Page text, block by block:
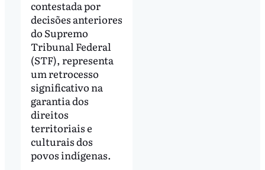
contestada por
decisões anteriores
do Supremo
Tribunal Federal
(STF), representa
um retrocesso
significativo na
garantia dos
direitos
territoriais e
culturais dos
povos indígenas.